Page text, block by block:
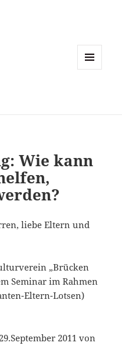
Wie kann
liebe Eltern und
„Brücken
Seminar im Rahmen
Eltern-Lotsen)
2011 von